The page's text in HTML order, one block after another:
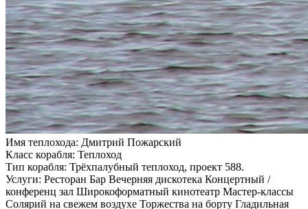
Имя теплохода: Дмитрий Пожарский
Класс корабля: Теплоход
Тип корабля: Трёхпалубный теплоход, проект 588.
Услуги: Ресторан Бар Вечерняя дискотека Концертный /
конференц зал Широкоформатный кинотеатр Мастер-классы
Солярий на свежем воздухе Торжества на борту Гладильная